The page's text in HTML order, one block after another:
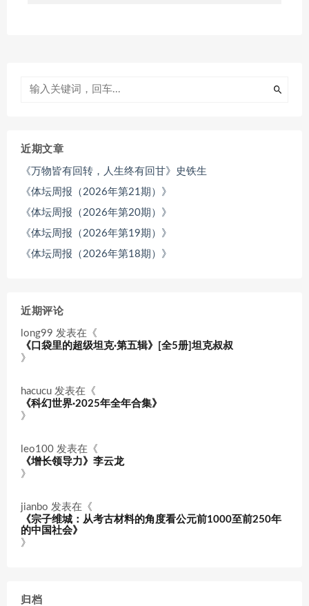
近期文章
《万物皆有回转，人生终有回甘》史铁生
《体坛周报（2026年第21期）》
《体坛周报（2026年第20期）》
《体坛周报（2026年第19期）》
《体坛周报（2026年第18期）》
近期评论
long99 发表在《
《口袋里的超级坦克·第五辑》[全5册]坦克叔叔
》
hacucu 发表在《
《科幻世界·2025年全年合集》
》
leo100 发表在《
《增长领导力》李云龙
》
jianbo 发表在《
《宗子维城：从考古材料的角度看公元前1000至前250年
的中国社会》
》
归档